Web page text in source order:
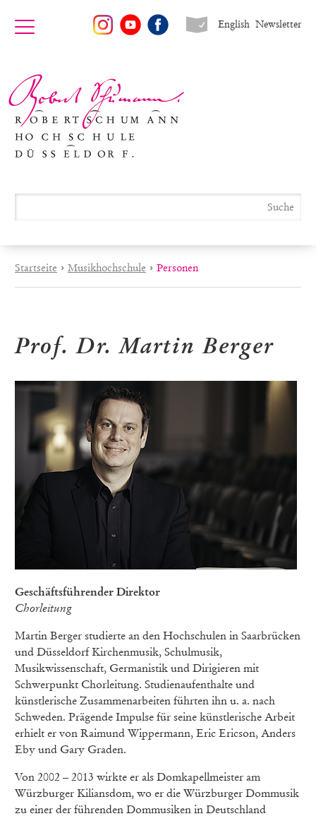
Newsletter
English
Startseite › Musikhochschule › Personen
Prof. Dr. Martin Berger
Geschäftsführender Direktor
Chorleitung
Martin Berger studierte an den Hochschulen in Saarbrücken
und Düsseldorf Kirchenmusik, Schulmusik,
Musikwissenschaft, Germanistik und Dirigieren mit
Schwerpunkt Chorleitung. Studienaufenthalte und
künstlerische Zusammenarbeiten führten ihn u. a. nach
Schweden. Prägende Impulse für seine künstlerische Arbeit
erhielt er von Raimund Wippermann, Eric Ericson, Anders
Eby und Gary Graden.
Von 2002 – 2013 wirkte er als Domkapellmeister am
Würzburger Kiliansdom, wo er die Würzburger Dommusik
zu einer der führenden Dommusiken in Deutschland